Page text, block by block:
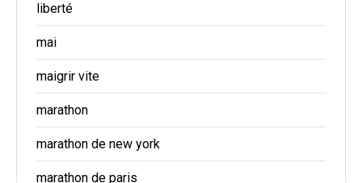
liberté
mai
maigrir vite
marathon
marathon de new york
marathon de paris